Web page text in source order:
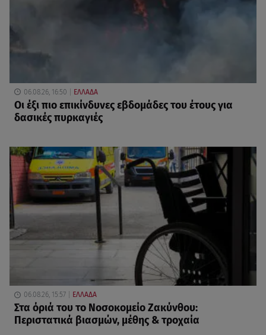
06.08.26, 16:50 ΕΛΛΑΔΑ
Οι έξι πιο επικίνδυνες εβδομάδες του έτους για
δασικές πυρκαγιές
06.08.26, 15:57 ΕΛΛΑΔΑ
Στα όριά του το Νοσοκομείο Ζακύνθου:
Περιστατικά βιασμών, μέθης & τροχαία